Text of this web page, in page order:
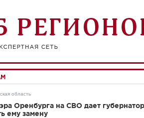
область
Оренбурга на СВО дает
ему замену